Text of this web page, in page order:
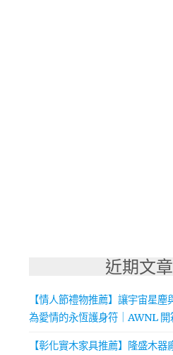
近期文章
【情人節禮物推薦】讓宇宙星
為愛情的永恆護身符｜AWNL
【彰化實木家具推薦】隆盛木